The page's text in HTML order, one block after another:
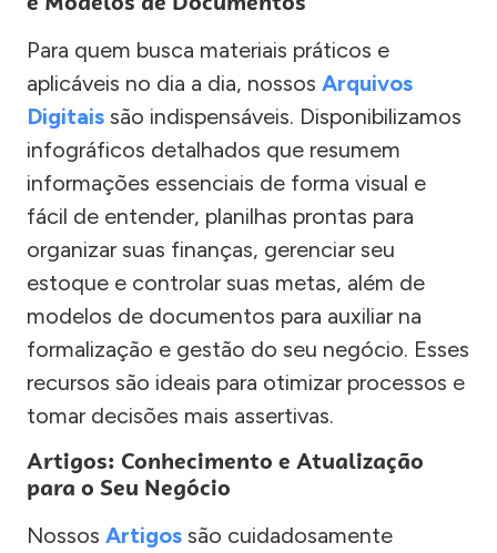
Para quem busca materiais práticos e
aplicáveis no dia a dia, nossos Arquivos
Digitais são indispensáveis. Disponibilizamos
infográficos detalhados que resumem
informações essenciais de forma visual e
fácil de entender, planilhas prontas para
organizar suas finanças, gerenciar seu
estoque e controlar suas metas, além de
modelos de documentos para auxiliar na
formalização e gestão do seu negócio. Esses
recursos são ideais para otimizar processos e
tomar decisões mais assertivas.
Artigos: Conhecimento e Atualização
para o Seu Negócio
Nossos Artigos são cuidadosamente